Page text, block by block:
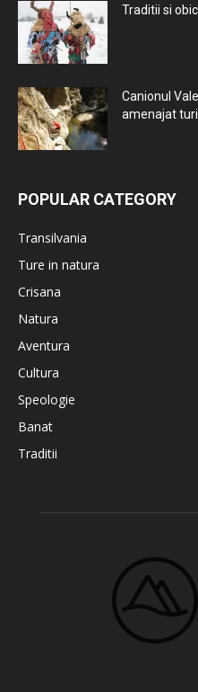
Traditii si
Canionul
amenajat
POPULAR CATEGORY
Transilvania
Ture in natura
Crisana
Natura
Aventura
Cultura
Speologie
Banat
Traditii